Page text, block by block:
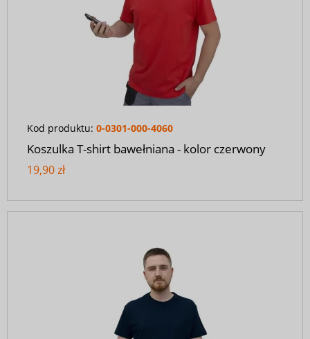
Kod produktu: 0-0301-000-4060
Koszulka T-shirt bawełniana - kolor czerwony
19,90 zł